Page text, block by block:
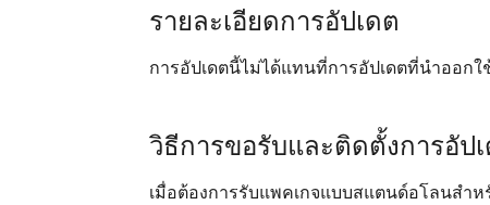
รายละเอียดการอัปเดต
การอัปเดตนี้ไม่ได้แทนที่การอัปเดตที่นำออก
วิธีการขอรับและติดตั้งการอัป
เมื่อต้องการรับแพคเกจแบบสแตนด์อโลนสำห